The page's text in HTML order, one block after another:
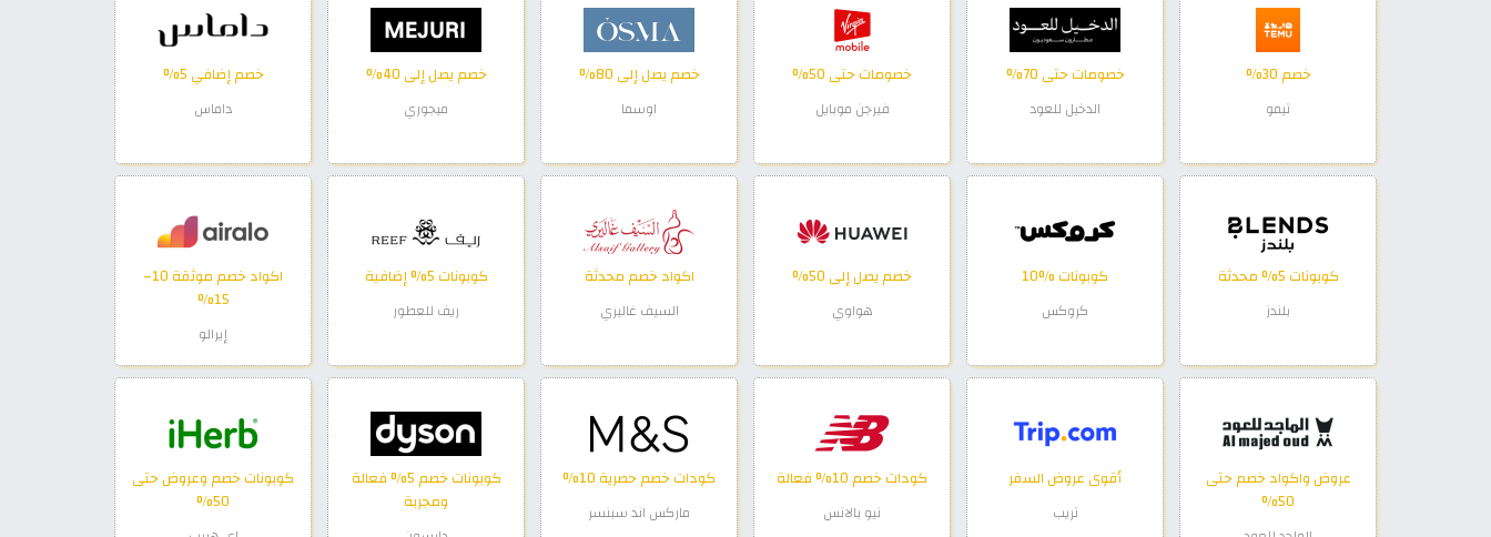
خصم 30%
تيمو
خصومات حتى 70%
الدخيل للعود
خصومات حتى 50%
فيرجن موبايل
خصم يصل إلى 80%
اوسما
خصم يصل إلى 40%
ميجوري
خصم إضافي 5%
داماس
كوبونات 5% محدثة
بلندز
كوبونات %10
كروكس
خصم يصل إلى 50%
هواوي
اكواد خصم محدثة
السيف غاليري
كوبونات 5% إضافية
ريف للعطور
اكواد خصم موثقة 10–
15%
إيرالو
عروض واكواد خصم حتى
50%
أقوى عروض السفر
تريب
كودات خصم 10% فعالة
نيو بالانس
كودات خصم حصرية 10%
ماركس اند سبنسر
كوبونات خصم 5% فعالة
ومجربة
كوبونات خصم وعروض حتى
50%